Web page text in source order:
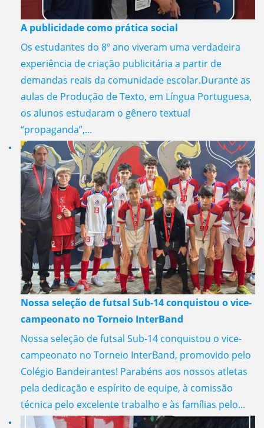
A publicidade como prática social
Os estudantes do 8º ano viveram uma verdadeira
experiência de criação publicitária a partir de
demandas reais da comunidade escolar.Durante as
aulas de Produção de Texto, em Língua Portuguesa,
os alunos estudaram o gênero textual
“propaganda”,...
Nossa seleção de futsal Sub-14 conquistou o vice-
campeonato no Torneio InterBand
Nossa seleção de futsal Sub-14 conquistou o vice-
campeonato no Torneio InterBand, promovido pelo
Colégio Bandeirantes! Parabéns aos nossos atletas
pela dedicação e espírito de equipe, à comissão
técnica pelo excelente trabalho e às famílias pelo...